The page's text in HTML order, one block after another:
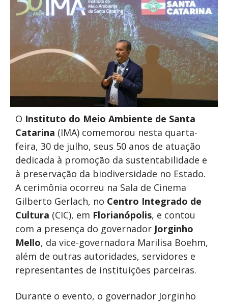
O Instituto do Meio Ambiente de Santa
Catarina (IMA) comemorou nesta quarta-
feira, 30 de julho, seus 50 anos de atuação
dedicada à promoção da sustentabilidade e
à preservação da biodiversidade no Estado.
A cerimônia ocorreu na Sala de Cinema
Gilberto Gerlach, no Centro Integrado de
Cultura (CIC), em Florianópolis, e contou
com a presença do governador Jorginho
Mello, da vice-governadora Marilisa Boehm,
além de outras autoridades, servidores e
representantes de instituições parceiras.
Durante o evento, o governador Jorginho